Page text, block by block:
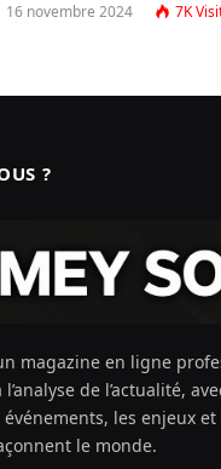
16 novembre 2024 7K
?
magazine en ligne
de l’actualité,
les enjeux et
le monde.